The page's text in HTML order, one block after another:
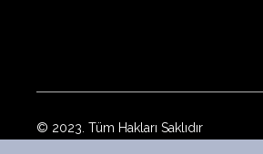
© 2023. Tüm Hakları Saklıdır